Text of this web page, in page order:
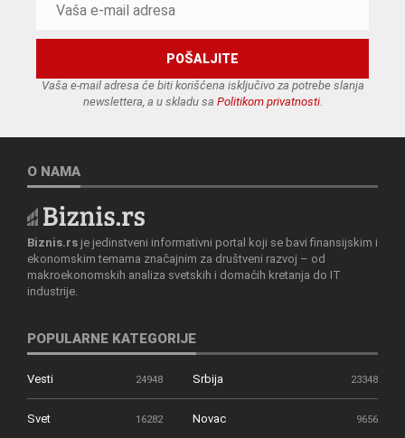
Vaša e-mail adresa će biti korišćena isključivo za potrebe slanja
newslettera, a u skladu sa Politikom privatnosti.
O NAMA
Biznis.rs je jedinstveni informativni portal koji se bavi finansijskim i
ekonomskim temama značajnim za društveni razvoj – od
makroekonomskih analiza svetskih i domaćih kretanja do IT
industrije.
POPULARNE KATEGORIJE
Vesti 24948 Srbija 23348
Svet 16282 Novac 9656